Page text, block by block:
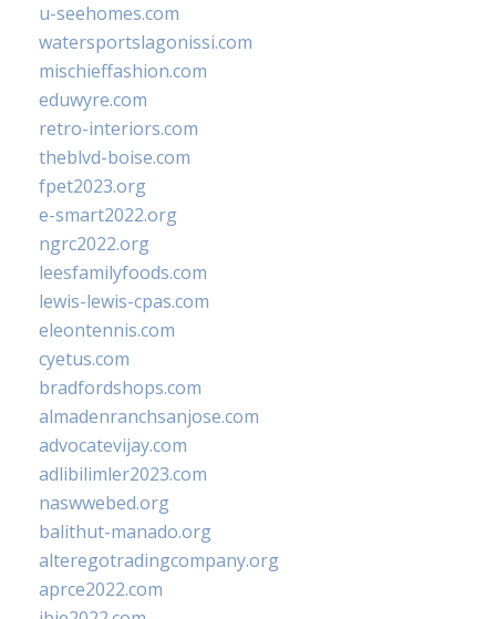
u-seehomes.com
watersportslagonissi.com
mischieffashion.com
eduwyre.com
retro-interiors.com
theblvd-boise.com
fpet2023.org
e-smart2022.org
ngrc2022.org
leesfamilyfoods.com
lewis-lewis-cpas.com
eleontennis.com
cyetus.com
bradfordshops.com
almadenranchsanjose.com
advocatevijay.com
adlibilimler2023.com
naswwebed.org
balithut-manado.org
alteregotradingcompany.org
aprce2022.com